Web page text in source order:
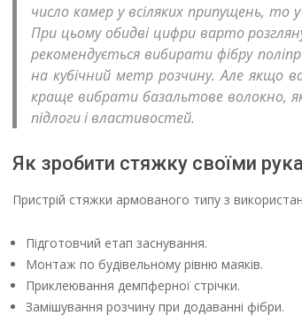
число камер у всіляких припущень,
При цьому обидві цифри варто
рекомендується вибирати фібру
на кубічний метр розчину. Але якщо
краще вибрати базальтове волокно,
підлоги і властивостей.
Як зробити стяжку своїми
Пристрій стяжки армованого типу з
Підготовчий етап заснування.
Монтаж по будівельному рівню маяків.
Приклеювання демпферної стрічки.
Замішування розчину при додаванні фібри.